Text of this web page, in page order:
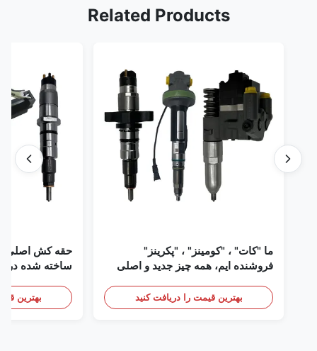
Related Products
ما "کات" ، "کومینز" ، "پکرینز"
فروشنده ایم، همه چیز جدید و اصلی
بهترین قیمت را دریافت کنید
حقه کش اصلی
ساخته شده در
بهترین